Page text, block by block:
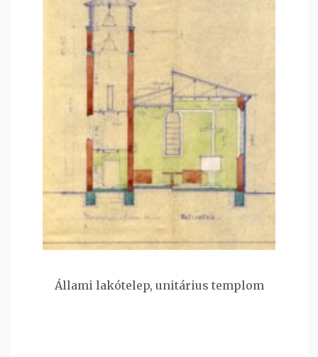
Állami lakótelep, unitárius templom